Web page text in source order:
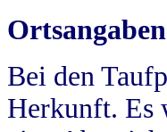
Bei den
Herkunft. Es